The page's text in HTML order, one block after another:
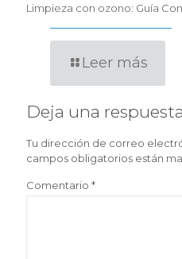
Limpieza con ozono: Guía
Leer más
Deja una respuesta
Tu dirección de correo
campos obligatorios están
Comentario *